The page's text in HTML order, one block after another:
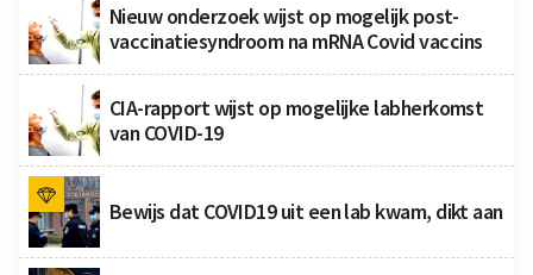
Nieuw onderzoek wijst op mogelijk post-
vaccinatiesyndroom na mRNA Covid vaccins
CIA-rapport wijst op mogelijke labherkomst
van COVID-19
Bewijs dat COVID19 uit een lab kwam, dikt aan